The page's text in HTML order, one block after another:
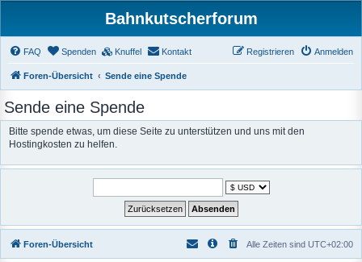
Bahnkutscherforum
FAQ Spenden Knuffel Kontakt Anmelden
Registrieren
Foren-Übersicht Sende eine Spende
Sende eine Spende
Bitte spende etwas, um diese Seite zu unterstützen und uns mit den
Hostingkosten zu helfen.
Foren-Übersicht Alle Zeiten sind UTC+02:00